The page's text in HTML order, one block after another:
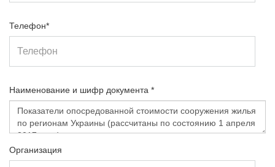
Телефон*
Наименование и шифр документа *
Организация